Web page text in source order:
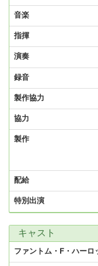
音楽
指揮
演奏
録音
製作協力
協力
製作
配給
特別出演
キャスト
ファントム・F・ハーロ